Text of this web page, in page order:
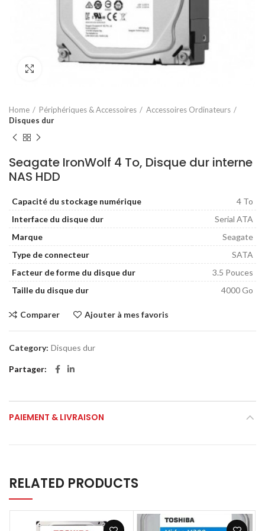
Home Périphériques & Accessoires
Accessoires Ordinateurs
Disques dur
Seagate IronWolf 4 To, Disque dur interne
NAS HDD
Capacité du stockage numérique
4 To
Interface du disque dur
Serial ATA
Marque
Seagate
Type de connecteur
SATA
Facteur de forme du disque dur
3.5 Pouces
Taille du disque dur
4000 Go
Comparer Ajouter à mes favoris
Category: Disques dur
Partager
PAIEMENT & LIVRAISON
RELATED PRODUCTS